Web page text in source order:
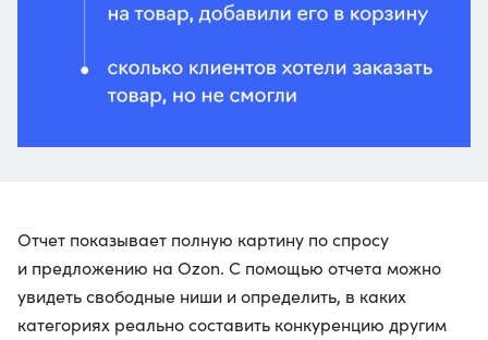
Отчет показывает полную картину по спросу
и предложению на Ozon. С помощью отчета можно
увидеть свободные ниши и определить, в каких
категориях реально составить конкуренцию другим